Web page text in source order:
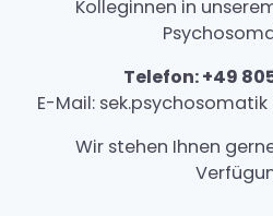
Kolleginnen in
Telefon: +49
E-Mail:
Wir stehen Ihnen